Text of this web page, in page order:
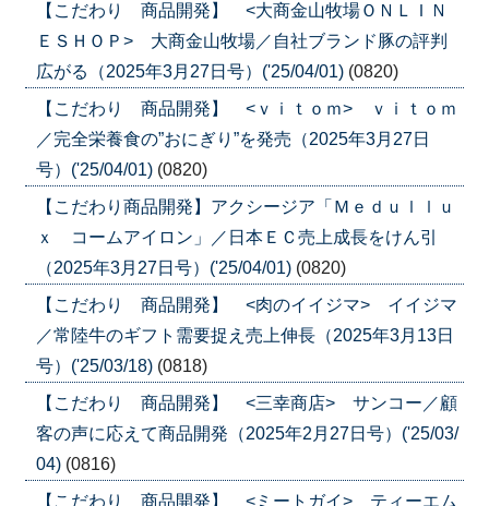
【こだわり 商品開発】 <大商金山牧場ＯＮＬＩＮ
ＥＳＨＯＰ> 大商金山牧場／自社ブランド豚の評判
広がる（2025年3月27日号）('25/04/01) (0820)
【こだわり 商品開発】 <ｖｉｔｏｍ> ｖｉｔｏｍ
／完全栄養食の”おにぎり”を発売（2025年3月27日
号）('25/04/01) (0820)
【こだわり商品開発】アクシージア「Ｍｅｄｕｌｌｕ
ｘ コームアイロン」／日本ＥＣ売上成長をけん引
（2025年3月27日号）('25/04/01) (0820)
【こだわり 商品開発】 <肉のイイジマ> イイジマ
／常陸牛のギフト需要捉え売上伸長（2025年3月13日
号）('25/03/18) (0818)
【こだわり 商品開発】 <三幸商店> サンコー／顧
客の声に応えて商品開発（2025年2月27日号）('25/03/
04) (0816)
【こだわり 商品開発】 <ミートガイ> ティーエム